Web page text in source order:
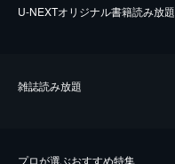
U-NEXTオリジナル書籍読み放題
雑誌読み放題
プロが選ぶおすすめ特集